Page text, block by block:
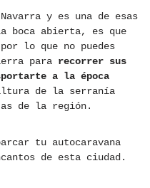
y es una de esas
boca abierta, es que
lo que no puedes
para recorrer sus
a la época
de la serranía
de la región.
tu autocaravana
de esta ciudad.